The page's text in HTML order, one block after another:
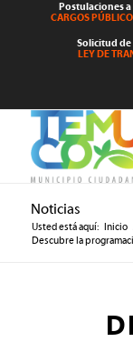
Postulaciones a
CARGOS
Solicitud
LEY DE
Noticias
Usted está aquí: Inicio
Descubre la